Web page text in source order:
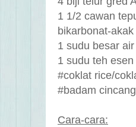
1 1/2 cawan
bikarbonat-akak
1 sudu besar
1 sudu teh
#coklat rice/
#badam
Cara-cara: